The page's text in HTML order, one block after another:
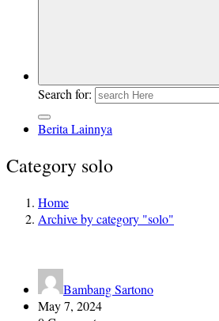
Search for:
Berita Lainnya
Category solo
Home
Archive by category "solo"
Bambang Sartono
May 7, 2024